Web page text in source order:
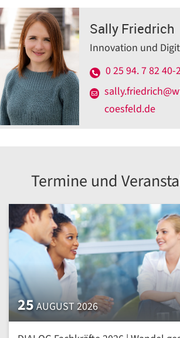
Sally Friedrich
Innovation und
0 25 94. 7 82 40-
coesfeld.de
Termine und
25AUGUST 2026